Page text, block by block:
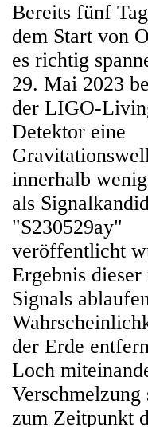
Bereits fünf
dem Start von
es richtig
29. Mai 2023
der LIGO-
Detektor eine
innerhalb
als
"S230529ay"
veröffentlicht
Ergebnis
Signals
der Erde
Loch
Verschmelzung
zum Zeitpunkt